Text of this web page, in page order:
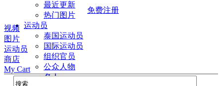
最近更新
热门图片
运动员
泰国运动员
国际运动员
组织官员
公众人物
名人
免费注册
视频
图片
运动员
商店
My Cart